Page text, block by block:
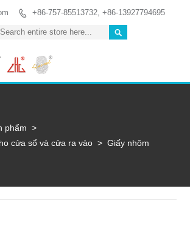
 +86-757-85513732, +86-13927794695

phẩm >
cửa sổ và cửa ra vào > Giấy nhôm